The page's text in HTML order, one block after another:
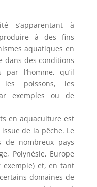
s’apparentant à
à des fins
aquatiques en
dans des conditions
par l’homme, qu’il
les poissons, les
exemples ou de
en aquaculture est
de la pêche. Le
de nombreux pays
Polynésie, Europe
exemple) et, en tant
domaines de